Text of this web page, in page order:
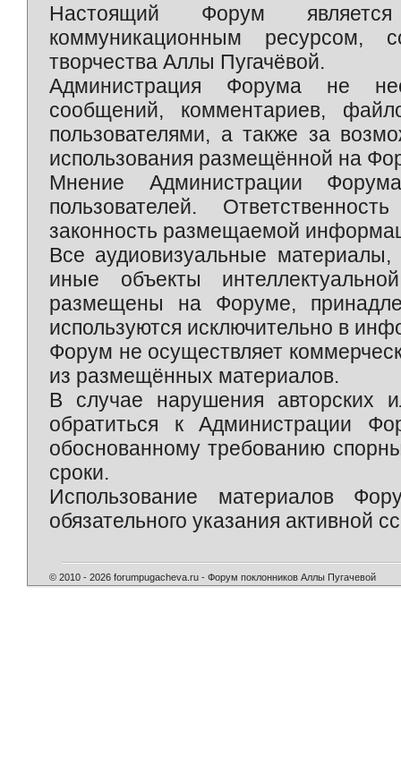
Настоящий Форум является
коммуникационным ресурсом,
творчества Аллы Пугачёвой.
Администрация Форума не
сообщений, комментариев,
пользователями, а также за
использования размещённой на
Мнение Администрации
пользователей.
законность размещаемой
Все аудиовизуальные
иные объекты
размещены на Форуме,
используются исключительно в
Форум не осуществляет
из размещённых материалов.
В случае нарушения авторских
обратиться к Администрации
обоснованному требованию
сроки.
Использование материалов
обязательного указания активной
© 2010 - 2026 forumpugacheva.ru - Форум поклонников Аллы Пугачевой